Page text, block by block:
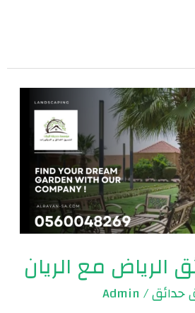
الرياض مع الريان
حدائق/
Admin